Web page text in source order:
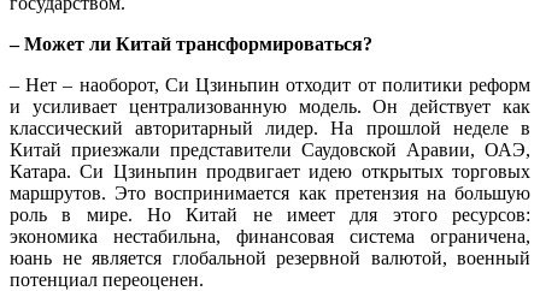
– Может ли Китай трансформироваться?
– Нет – наоборот, Си Цзиньпин отходит от политики реформ
и усиливает централизованную модель. Он действует как
классический авторитарный лидер. На прошлой неделе в
Китай приезжали представители Саудовской Аравии, ОАЭ,
Катара. Си Цзиньпин продвигает идею открытых торговых
маршрутов. Это воспринимается как претензия на большую
роль в мире. Но Китай не имеет для этого ресурсов:
экономика нестабильна, финансовая система ограничена,
юань не является глобальной резервной валютой, военный
потенциал переоценен.